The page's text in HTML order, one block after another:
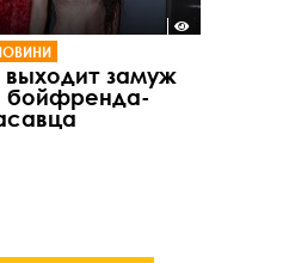
замуж
бойфренда-